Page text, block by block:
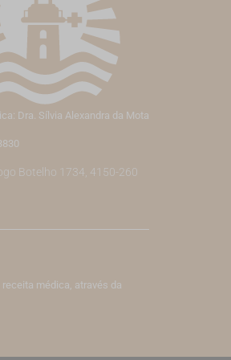
Dra. Sílvia Alexandra da Mota
Botelho 1734, 4150-260
médica, através da